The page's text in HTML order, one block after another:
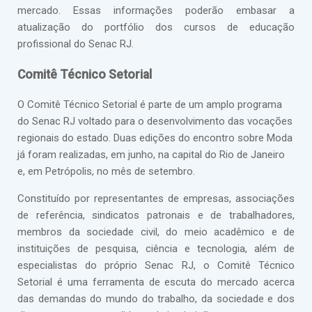
mercado. Essas informações poderão embasar a
atualização do portfólio dos cursos de educação
profissional do Senac RJ.
Comitê Técnico Setorial
O Comitê Técnico Setorial é parte de um amplo programa
do Senac RJ voltado para o desenvolvimento das vocações
regionais do estado. Duas edições do encontro sobre Moda
já foram realizadas, em junho, na capital do Rio de Janeiro
e, em Petrópolis, no mês de setembro.
Constituído por representantes de empresas, associações
de referência, sindicatos patronais e de trabalhadores,
membros da sociedade civil, do meio acadêmico e de
instituições de pesquisa, ciência e tecnologia, além de
especialistas do próprio Senac RJ, o Comitê Técnico
Setorial é uma ferramenta de escuta do mercado acerca
das demandas do mundo do trabalho, da sociedade e dos